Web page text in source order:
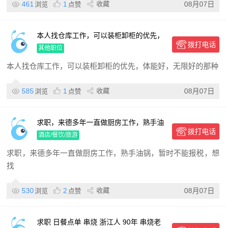
461 浏览 1 点赞 收藏 08月07日
本人找仓库工作，可以装柜卸柜的优先，
体能好，无限好的那种好！有仓库经验
其他职位 拨打电话
本人找仓库工作，可以装柜卸柜的优先，体能好，无限好的那种
585 浏览 1 点赞 收藏 08月07日
求职，来德多年一直做厨房工作，熟手油
锅
酒店/餐饮/旅游 拨打电话
求职，来德多年一直做厨房工作，熟手油锅，暂时不能报税，想
找
530浏览 2 点赞 收藏 08月07日
求职 日餐点单 串烧 浙江人 90年 串烧老